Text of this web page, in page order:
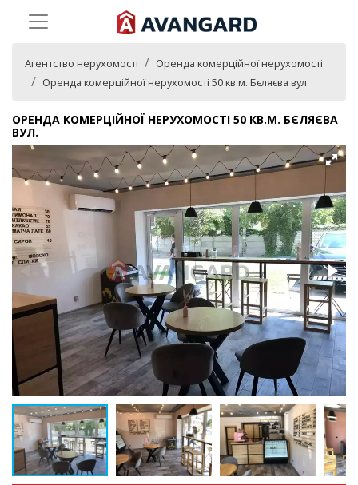
Агентство нерухомості
Оренда комерційної нерухомості
Оренда комерційної нерухомості 50 кв.м. Бєляєва вул.
ОРЕНДА КОМЕРЦІЙНОЇ НЕРУХОМОСТІ 50 КВ.М. БЄЛЯЄВА
ВУЛ.